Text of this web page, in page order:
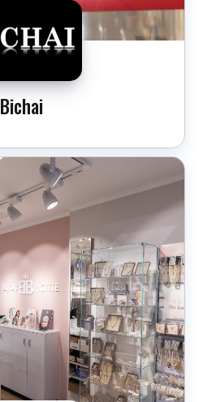
Bichai